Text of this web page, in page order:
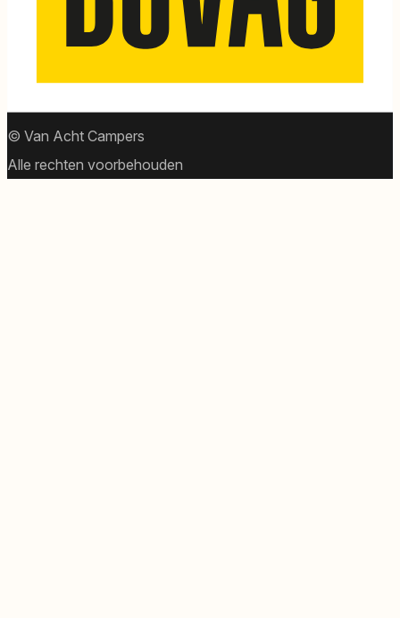
© Van Acht Campers
Alle rechten voorbehouden